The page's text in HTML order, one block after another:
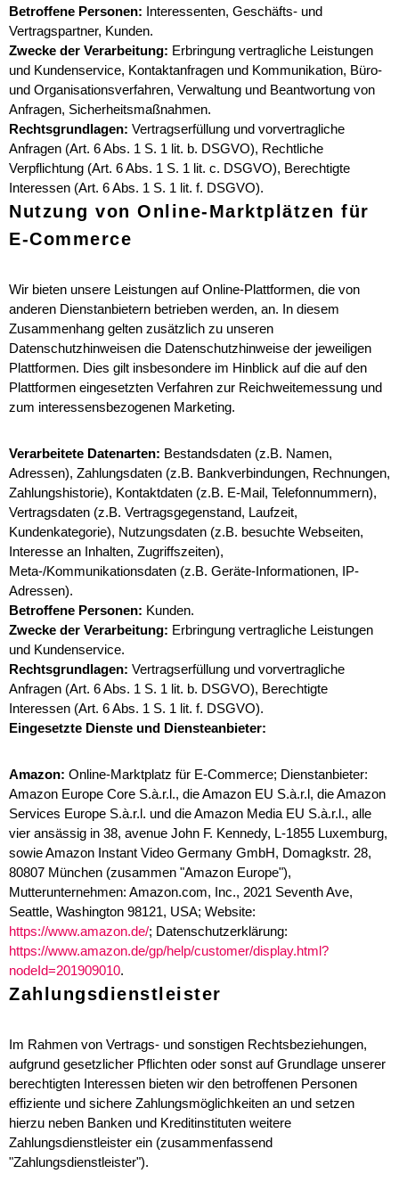
Betroffene Personen: Interessenten, Geschäfts- und
Vertragspartner, Kunden.
Zwecke der Verarbeitung: Erbringung vertragliche Leistungen
und Kundenservice, Kontaktanfragen und Kommunikation, Büro-
und Organisationsverfahren, Verwaltung und Beantwortung von
Anfragen, Sicherheitsmaßnahmen.
Rechtsgrundlagen: Vertragserfüllung und vorvertragliche
Anfragen (Art. 6 Abs. 1 S. 1 lit. b. DSGVO), Rechtliche
Verpflichtung (Art. 6 Abs. 1 S. 1 lit. c. DSGVO), Berechtigte
Interessen (Art. 6 Abs. 1 S. 1 lit. f. DSGVO).
Nutzung von Online-Marktplätzen für
E-Commerce
Wir bieten unsere Leistungen auf Online-Plattformen, die von
anderen Dienstanbietern betrieben werden, an. In diesem
Zusammenhang gelten zusätzlich zu unseren
Datenschutzhinweisen die Datenschutzhinweise der jeweiligen
Plattformen. Dies gilt insbesondere im Hinblick auf die auf den
Plattformen eingesetzten Verfahren zur Reichweitemessung und
zum interessensbezogenen Marketing.
Verarbeitete Datenarten: Bestandsdaten (z.B. Namen,
Adressen), Zahlungsdaten (z.B. Bankverbindungen, Rechnungen,
Zahlungshistorie), Kontaktdaten (z.B. E-Mail, Telefonnummern),
Vertragsdaten (z.B. Vertragsgegenstand, Laufzeit,
Kundenkategorie), Nutzungsdaten (z.B. besuchte Webseiten,
Interesse an Inhalten, Zugriffszeiten),
Meta-/Kommunikationsdaten (z.B. Geräte-Informationen, IP-
Adressen).
Betroffene Personen: Kunden.
Zwecke der Verarbeitung: Erbringung vertragliche Leistungen
und Kundenservice.
Rechtsgrundlagen: Vertragserfüllung und vorvertragliche
Anfragen (Art. 6 Abs. 1 S. 1 lit. b. DSGVO), Berechtigte
Interessen (Art. 6 Abs. 1 S. 1 lit. f. DSGVO).
Eingesetzte Dienste und Diensteanbieter:
Amazon: Online-Marktplatz für E-Commerce; Dienstanbieter:
Amazon Europe Core S.à.r.l., die Amazon EU S.à.r.l, die Amazon
Services Europe S.à.r.l. und die Amazon Media EU S.à.r.l., alle
vier ansässig in 38, avenue John F. Kennedy, L-1855 Luxemburg,
sowie Amazon Instant Video Germany GmbH, Domagkstr. 28,
80807 München (zusammen "Amazon Europe"),
Mutterunternehmen: Amazon.com, Inc., 2021 Seventh Ave,
Seattle, Washington 98121, USA; Website:
https://www.amazon.de/; Datenschutzerklärung:
https://www.amazon.de/gp/help/customer/display.html?
nodeId=201909010.
Zahlungsdienstleister
Im Rahmen von Vertrags- und sonstigen Rechtsbeziehungen,
aufgrund gesetzlicher Pflichten oder sonst auf Grundlage unserer
berechtigten Interessen bieten wir den betroffenen Personen
effiziente und sichere Zahlungsmöglichkeiten an und setzen
hierzu neben Banken und Kreditinstituten weitere
Zahlungsdienstleister ein (zusammenfassend
"Zahlungsdienstleister").